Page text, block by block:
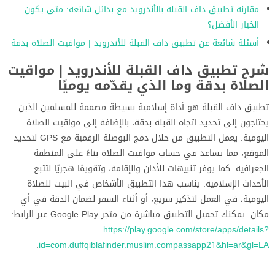
مقارنة تطبيق داف القبلة بالأندرويد مع بدائل شائعة: متى يكون
الخيار الأفضل؟
أسئلة شائعة عن تطبيق داف القبلة للأندرويد | مواقيت الصلاة بدقة
شرح تطبيق داف القبلة للأندرويد | مواقيت
الصلاة بدقة وما الذي يقدّمه يوميًا
تطبيق داف القبلة هو أداة إسلامية بسيطة مصممة للمسلمين الذين
يحتاجون إلى تحديد اتجاه القبلة بدقة، بالإضافة إلى مواقيت الصلاة
اليومية. يعمل التطبيق من خلال دمج البوصلة الرقمية مع GPS لتحديد
الموقع، مما يساعد في حساب مواقيت الصلاة بناءً على المنطقة
الجغرافية. كما يوفر تنبيهات للأذان والإقامة، وتقويمًا هجريًا لتتبع
الأحداث الإسلامية. يناسب هذا التطبيق الأشخاص في البيت للصلاة
اليومية، في العمل لتذكير سريع، أو أثناء السفر لضمان الدقة في أي
مكان. يمكنك تحميل التطبيق مباشرة من متجر Google Play عبر الرابط:
https://play.google.com/store/apps/details?
id=com.duffqiblafinder.muslim.compassapp21&hl=ar&gl=LA
.